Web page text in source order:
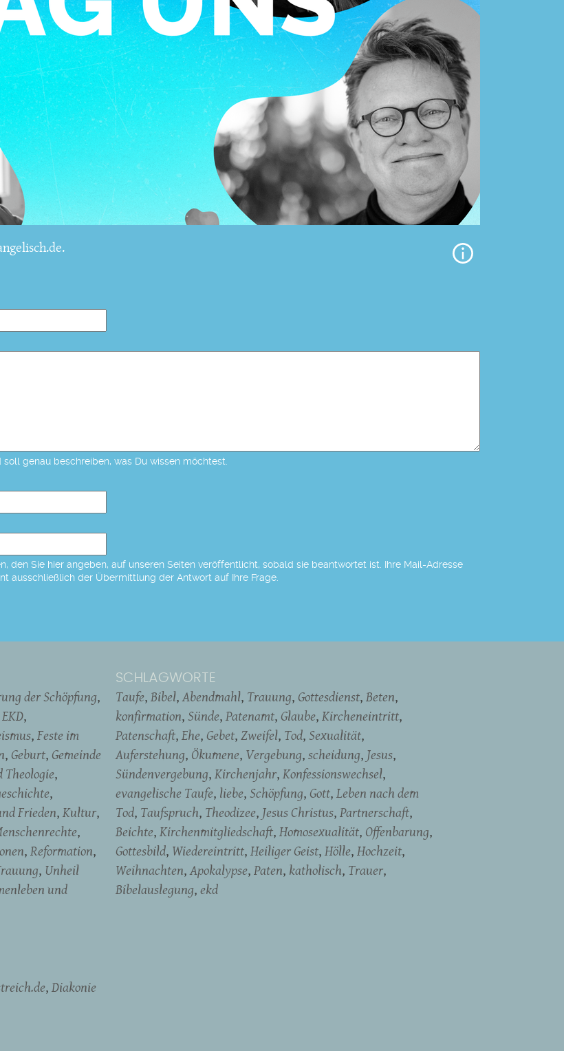
genau beschreiben, was Du wissen möchtest.
den Sie hier angeben, auf unseren Seiten veröffentlicht, sobald sie beantwortet ist. Ihre Mail-Adresse
ausschließlich der Übermittlung der Antwort auf Ihre Frage.
der Schöpfung
EKD
Feste im
Geburt Gemeinde
Theologie
Frieden Kultur
Reformation
Unheil
und
SCHLAGWORTE
Taufe Bibel Abendmahl Trauung Gottesdienst Beten
konfirmation Sünde Patenamt Glaube Kircheneintritt
Patenschaft Ehe Gebet Zweifel Tod Sexualität
Auferstehung Ökumene Vergebung scheidung Jesus
Sündenvergebung Kirchenjahr Konfessionswechsel
evangelische Taufe liebe Schöpfung Gott Leben nach dem
Tod Taufspruch Theodizee Jesus Christus Partnerschaft
Beichte Kirchenmitgliedschaft Homosexualität Offenbarung
Gottesbild Wiedereintritt Heiliger Geist Hölle Hochzeit
Weihnachten Apokalypse Paten katholisch Trauer
Bibelauslegung ekd
Diakonie